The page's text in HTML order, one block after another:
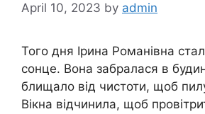
April 10, 2023 by admin
Того дня Ірина Романівна
сонце. Вона забралася в
блищало від чистоти, щоб
Вікна відчинила, щоб